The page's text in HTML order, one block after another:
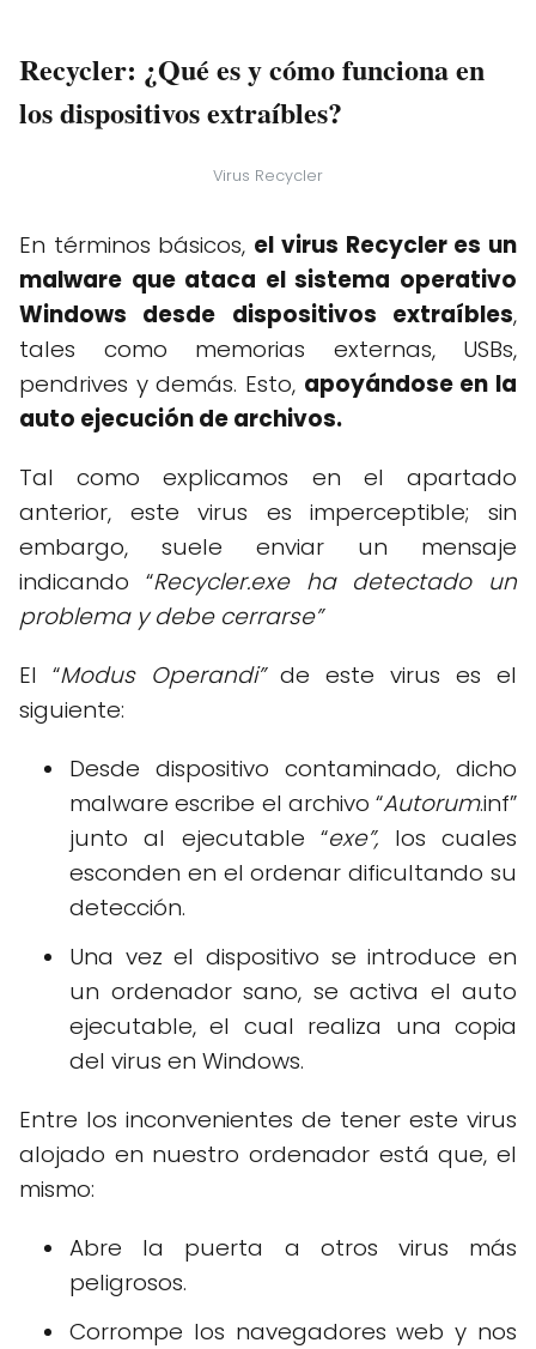
Recycler: ¿Qué es y cómo funciona en
los dispositivos extraíbles?
Virus Recycler
En términos básicos, el virus Recycler es un
malware que ataca el sistema operativo
Windows desde dispositivos extraíbles,
tales como memorias externas, USBs,
pendrives y demás. Esto, apoyándose en la
auto ejecución de archivos.
Tal como explicamos en el apartado
anterior, este virus es imperceptible; sin
embargo, suele enviar un mensaje
indicando “Recycler.exe ha detectado un
problema y debe cerrarse”
El “Modus Operandi”de este virus es el
siguiente:
Desde dispositivo contaminado, dicho
malware escribe el archivo “Autorum.inf”
junto al ejecutable “exe”, los cuales
esconden en el ordenar dificultando su
detección.
Una vez el dispositivo se introduce en
un ordenador sano, se activa el auto
ejecutable, el cual realiza una copia
del virus en Windows.
Entre los inconvenientes de tener este virus
alojado en nuestro ordenador está que, el
mismo:
Abre la puerta a otros virus más
peligrosos.
Corrompe los navegadores web y nos